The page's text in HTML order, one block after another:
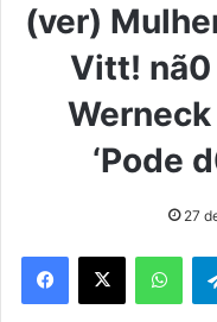
(ver)
Vitt! nã0
‘Pode
27